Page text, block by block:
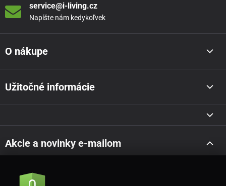
service@i-living.cz
Napíšte nám kedykoľvek
O nákupe
Užitočné informácie
Akcie a novinky e-mailom